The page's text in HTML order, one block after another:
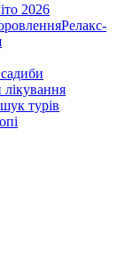
2026
Релакс-
турів